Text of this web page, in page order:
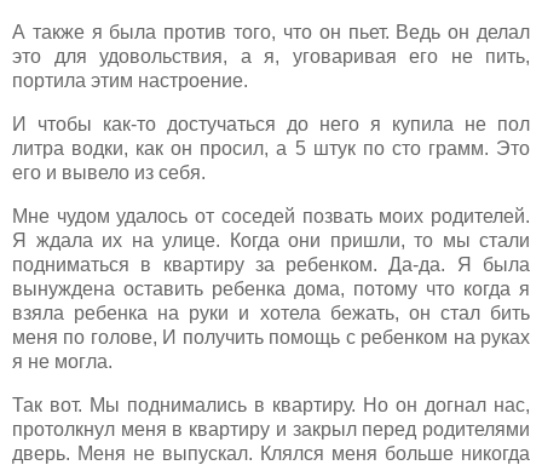
А также я была против того, что он пьет. Ведь он делал
это для удовольствия, а я, уговаривая его не пить,
портила этим настроение.
И чтобы как-то достучаться до него я купила не пол
литра водки, как он просил, а 5 штук по сто грамм. Это
его и вывело из себя.
Мне чудом удалось от соседей позвать моих родителей.
Я ждала их на улице. Когда они пришли, то мы стали
подниматься в квартиру за ребенком. Да-да. Я была
вынуждена оставить ребенка дома, потому что когда я
взяла ребенка на руки и хотела бежать, он стал бить
меня по голове, И получить помощь с ребенком на руках
я не могла.
Так вот. Мы поднимались в квартиру. Но он догнал нас,
протолкнул меня в квартиру и закрыл перед родителями
дверь. Меня не выпускал. Клялся меня больше никогда